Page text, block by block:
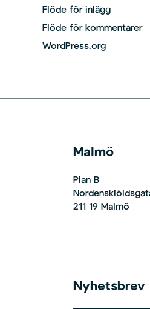
Flöde för inlägg
Flöde för kommentarer
WordPress.org
Malmö
Plan B
211 19 Malmö
Nyhetsbrev